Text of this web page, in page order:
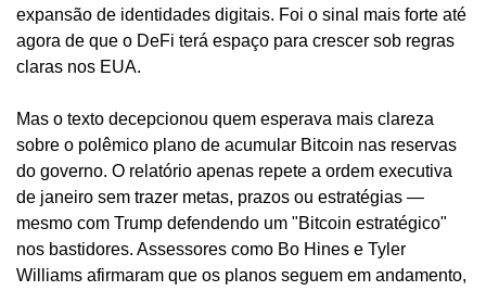
expansão de identidades digitais. Foi o sinal mais forte até
agora de que o DeFi terá espaço para crescer sob regras
claras nos EUA.
Mas o texto decepcionou quem esperava mais clareza
sobre o polêmico plano de acumular Bitcoin nas reservas
do governo. O relatório apenas repete a ordem executiva
de janeiro sem trazer metas, prazos ou estratégias —
mesmo com Trump defendendo um "Bitcoin estratégico"
nos bastidores. Assessores como Bo Hines e Tyler
Williams afirmaram que os planos seguem em andamento,